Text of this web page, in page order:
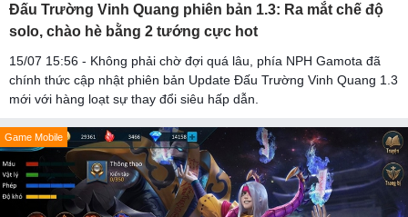
Đấu Trường Vinh Quang phiên bản 1.3: Ra mắt chế độ
solo, chào hè bằng 2 tướng cực hot
15/07 15:56 - Không phải chờ đợi quá lâu, phía NPH Gamota đã
chính thức cập nhật phiên bản Update Đấu Trường Vinh Quang 1.3
mới với hàng loạt sự thay đổi siêu hấp dẫn.
Game Mobile